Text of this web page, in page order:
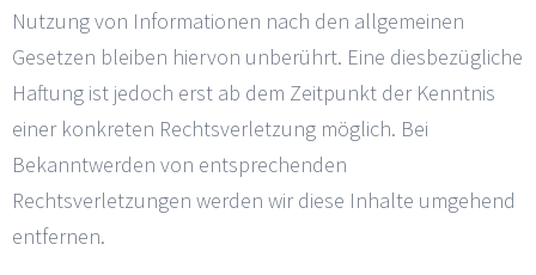
Nutzung von Informationen nach den allgemeinen
Gesetzen bleiben hiervon unberührt. Eine diesbezügliche
Haftung ist jedoch erst ab dem Zeitpunkt der Kenntnis
einer konkreten Rechtsverletzung möglich. Bei
Bekanntwerden von entsprechenden
Rechtsverletzungen werden wir diese Inhalte umgehend
entfernen.